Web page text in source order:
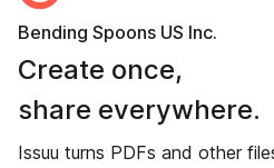
Bending Spoons US Inc.
Create once,
share everywhere.
Issuu turns PDFs and other